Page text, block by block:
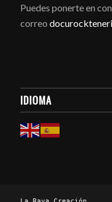
Puedes ponerte en
correo
IDIOMA